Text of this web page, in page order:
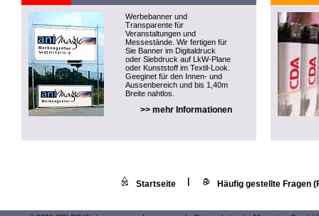
Werbebanner und
Transparente für
Veranstaltungen und
Messestände. Wir fertigen für
Sie Banner im Digitaldruck
oder Siebdruck auf LkW-Plane
oder Kunststoff im Textil-Look.
Geeginet für den Innen- und
Aussenbereich und bis 1,40m
Breite nahtlos.
>> mehr Informationen
Startseite Häufig gestellte Fragen